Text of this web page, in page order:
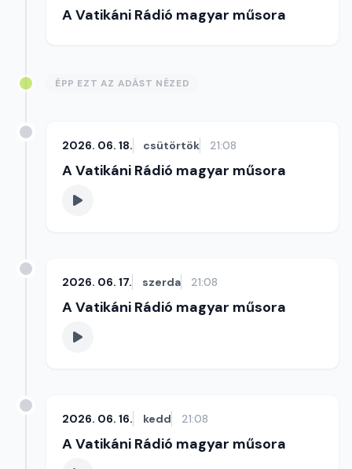
A Vatikáni Rádió magyar műsora
ÉPP EZT AZ ADÁST NÉZED
2026. 06. 18. csütörtök 21:08
A Vatikáni Rádió magyar műsora
2026. 06. 17. szerda 21:08
A Vatikáni Rádió magyar műsora
2026. 06. 16. kedd 21:08
A Vatikáni Rádió magyar műsora